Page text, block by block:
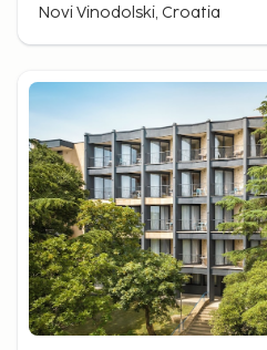
Novi Vinodolski, Croatia